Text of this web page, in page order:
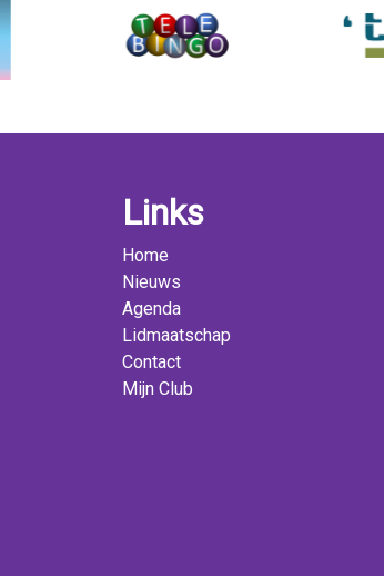
Links
Home
Nieuws
Agenda
Lidmaatschap
Contact
Mijn Club